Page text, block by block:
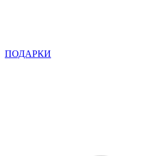
ПОДАРКИ